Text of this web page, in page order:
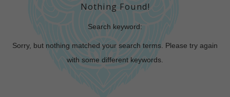
Nothing Found!
Search keyword:
Sorry, but nothing matched your search terms. Please try again
with some different keywords.